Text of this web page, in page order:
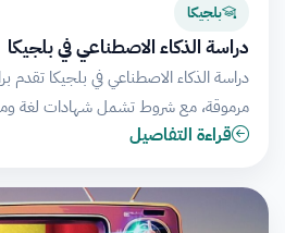
بلجيكا
دراسة الذكاء الاصطناعي في بلجيكا
دراسة الذكاء الاصطناعي في بلجيكا تقدم
مرموقة، مع شروط تشمل شهادات لغة
قراءة التفاصيل